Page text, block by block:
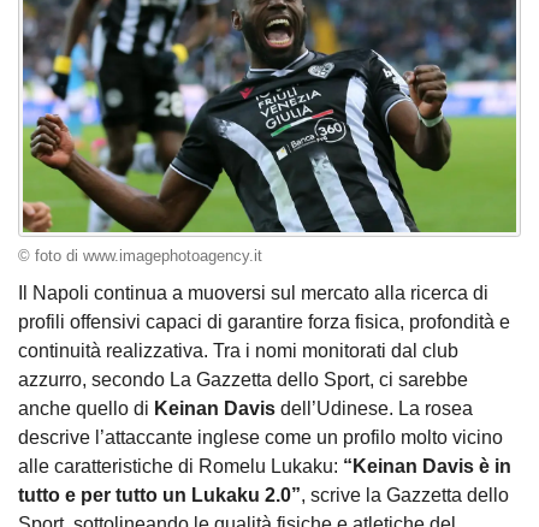
© foto di www.imagephotoagency.it
Il Napoli continua a muoversi sul mercato alla ricerca di
profili offensivi capaci di garantire forza fisica, profondità e
continuità realizzativa. Tra i nomi monitorati dal club
azzurro, secondo La Gazzetta dello Sport, ci sarebbe
anche quello di Keinan Davis dell’Udinese. La rosea
descrive l’attaccante inglese come un profilo molto vicino
alle caratteristiche di Romelu Lukaku: “Keinan Davis è in
tutto e per tutto un Lukaku 2.0”, scrive la Gazzetta dello